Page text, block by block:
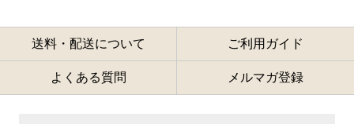
送料・配送について ご利用ガイド
よくある質問 メルマガ登録